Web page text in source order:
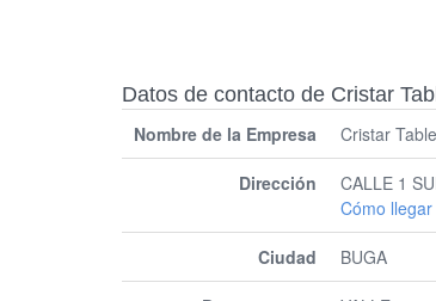
Datos de contacto de Cristar
Nombre de la Empresa
Cristar
Dirección
CALLE 1
Cómo llegar
Ciudad BUGA